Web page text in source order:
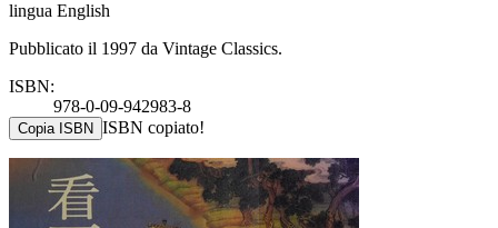
lingua English
Pubblicato il 1997 da Vintage Classics.
ISBN:
978-0-09-942983-8
Copia ISBN ISBN copiato!